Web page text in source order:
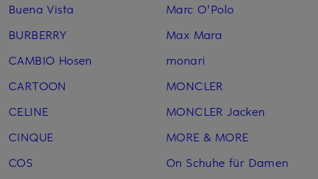
Buena Vista
BURBERRY
CAMBIO Hosen
CARTOON
CELINE
CINQUE
COS
Marc O'Polo
Max Mara
monari
MONCLER
MONCLER Jacken
MORE & MORE
On Schuhe für Damen